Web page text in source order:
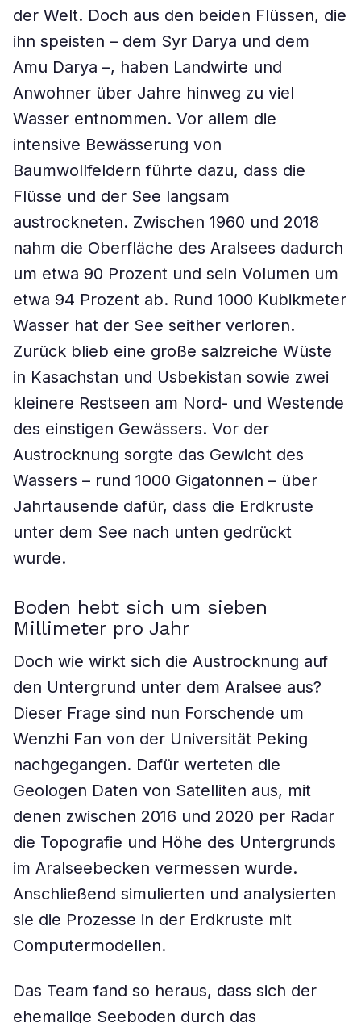
der Welt. Doch aus den beiden Flüssen, die
ihn speisten – dem Syr Darya und dem
Amu Darya –, haben Landwirte und
Anwohner über Jahre hinweg zu viel
Wasser entnommen. Vor allem die
intensive Bewässerung von
Baumwollfeldern führte dazu, dass die
Flüsse und der See langsam
austrockneten. Zwischen 1960 und 2018
nahm die Oberfläche des Aralsees dadurch
um etwa 90 Prozent und sein Volumen um
etwa 94 Prozent ab. Rund 1000 Kubikmeter
Wasser hat der See seither verloren.
Zurück blieb eine große salzreiche Wüste
in Kasachstan und Usbekistan sowie zwei
kleinere Restseen am Nord- und Westende
des einstigen Gewässers. Vor der
Austrocknung sorgte das Gewicht des
Wassers – rund 1000 Gigatonnen – über
Jahrtausende dafür, dass die Erdkruste
unter dem See nach unten gedrückt
wurde.
Boden hebt sich um sieben
Millimeter pro Jahr
Doch wie wirkt sich die Austrocknung auf
den Untergrund unter dem Aralsee aus?
Dieser Frage sind nun Forschende um
Wenzhi Fan von der Universität Peking
nachgegangen. Dafür werteten die
Geologen Daten von Satelliten aus, mit
denen zwischen 2016 und 2020 per Radar
die Topografie und Höhe des Untergrunds
im Aralseebecken vermessen wurde.
Anschließend simulierten und analysierten
sie die Prozesse in der Erdkruste mit
Computermodellen.
Das Team fand so heraus, dass sich der
ehemalige Seeboden durch das